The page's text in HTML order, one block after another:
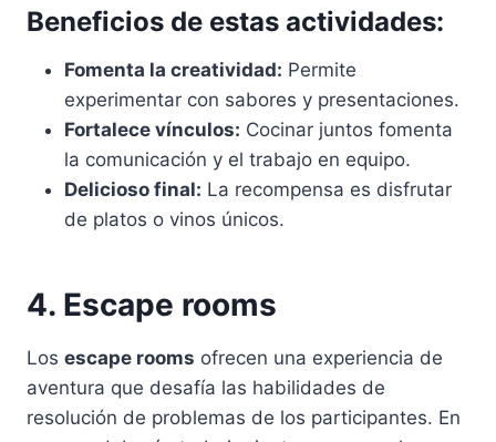
Beneficios de estas actividades:
Fomenta la creatividad: Permite
experimentar con sabores y presentaciones.
Fortalece vínculos: Cocinar juntos fomenta
la comunicación y el trabajo en equipo.
Delicioso final: La recompensa es disfrutar
de platos o vinos únicos.
4. Escape rooms
Los escape rooms ofrecen una experiencia de
aventura que desafía las habilidades de
resolución de problemas de los participantes. En